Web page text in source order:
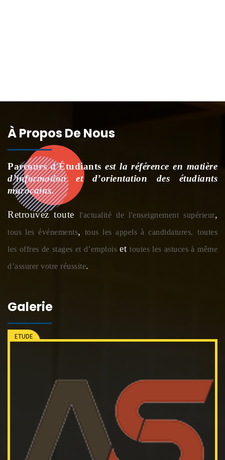
À Propos De Nous
Parcours d'Étudiants est la référence en matière
d’information et d’orientation des étudiants
marocains.
Retrouvez toute l'actualité de l'enseignement supérieur,
tous les événements, tous les appels à candidatures, toutes
les offres de stages et d’emploisettoutes les astuces à même
d’assurer votre réussite.
Galerie